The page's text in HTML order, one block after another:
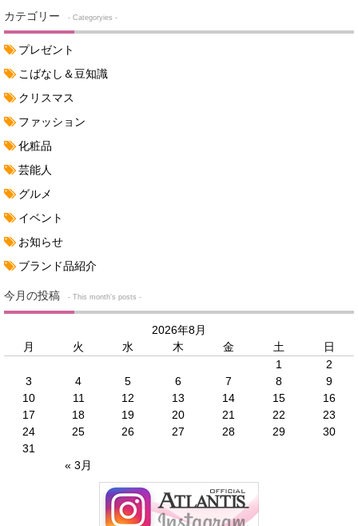
カテゴリー - Categoryies -
プレゼント
こばなし＆豆知識
クリスマス
ファッション
化粧品
芸能人
グルメ
イベント
お知らせ
ブランド品紹介
今月の投稿 - This month's posts -
2026年8月
月
火 水 木 金 土 日
« 3月
1
2
3
4 5 6 7 8
9
10
11 12 13 14 15
16
17
18 19 20 21 22
23
24
25 26 27 28 29
30
31